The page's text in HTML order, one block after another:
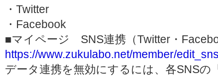
・Twitter
・Facebook
■マイページ SNS連携（Twitter・
https://www.zukulabo.net/member/
データ連携を無効にするには、各SNSの